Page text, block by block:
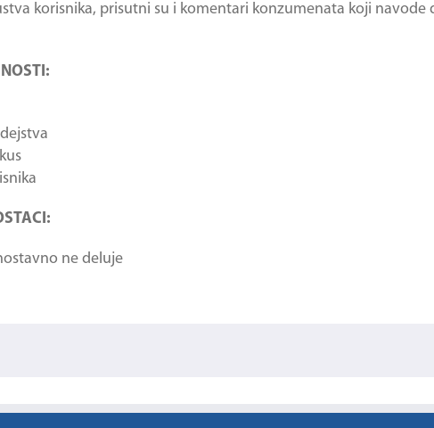
korisnika, prisutni su i komentari konzumenata koji
ne deluje